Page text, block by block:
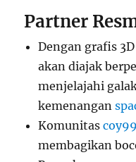
Partner
Dengan grafis
akan diajak
menjelajahi
kemenangan
Komunitascoy99
membagikan